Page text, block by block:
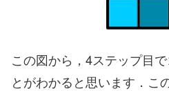
この図から，4ステップ目
とがわかると思います．こ